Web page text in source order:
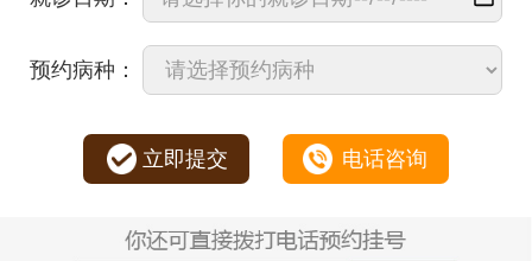
预约病种：
立即提交 电话咨询